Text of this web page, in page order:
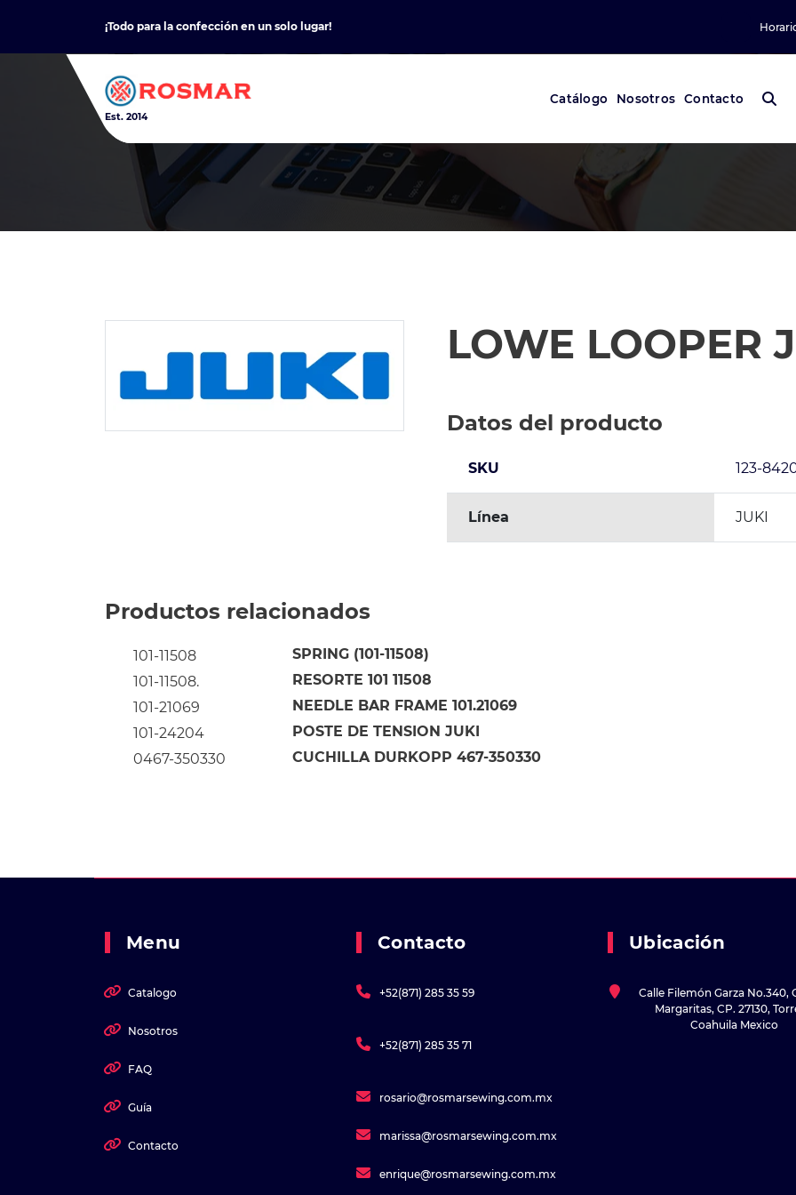
content
¡Todo para la confección en un solo lugar!
Est. 2014
Catálogo Nosotros Contacto
LOWE LOOPER
Datos del producto
SKU 123-
Línea JUKI
Productos relacionados
101-11508 SPRING (101-11508)
101-11508.
RESORTE 101 11508
101-21069
NEEDLE BAR FRAME 101.21069
101-24204
POSTE DE TENSION JUKI
0467-350330
CUCHILLA DURKOPP 467-350330
Menu
Catalogo
Nosotros
FAQ
Guía
Contacto
Contacto
+52(871) 285 35 59
+52(871) 285 35 71
rosario@rosmarsewing.com.mx
marissa@rosmarsewing.com.mx
enrique@rosmarsewing.com.mx
Ubicación
Calle Filemón Garza No.340,
Margaritas, CP. 27130,
Coahuila Mexico